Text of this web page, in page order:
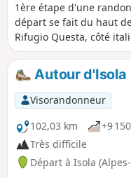
1ère étape d'une
départ se fait du haut
Rifugio Questa, côté
Terre Rouge et le lac
Autour d'Isola
Visorandonneur
102,03 km
+9
Très difficile
Départ à Isola